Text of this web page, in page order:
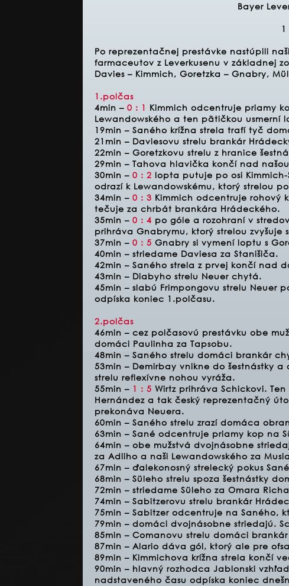
Bayer
Po reprezentačnej prestávke nastúpili
farmaceutov z Leverkusenu v základnej
Davies – Kimmich, Goretzka – Gnabry,
1.polčas
4min –0 : 1 Kimmich odcentruje priamy
Lewandowského a ten pätičkou usmerní
19min – Saného krížna strela trafí tyč
21min – Daviesovu strelu brankár
22min – Goretzkovu strelu z hranice
29min – Tahova hlavička končí nad
30min –0 : 2 lopta putuje po osi
odrazí k Lewandowskému, ktorý strelou
34min – 0 : 3 Kimmich odcentruje rohový
tečuje za chrbát brankára Hrádeckého.
35min – 0 : 4 po góle a rozohraní v
prihráva Gnabrymu, ktorý strelou zvyšuje
37min – 0 : 5 Gnabry si vymení loptu s
40min – striedame Daviesa za Stanišiča.
42min – Saného strela z prvej končí nad
43min – Diabyho strelu Neuer chytá.
45min – slabú Frimpongovu strelu Neuer
odpíska koniec 1.polčasu.
2.polčas
46min – cez polčasovú prestávku obe
domáci Paulinha za Tapsobu.
48min – Saného strelu domáci brankár
53min – Demirbay vnikne do šestnástky
strelu reflexívne nohou vyráža.
55min – 1 : 5 Wirtz prihráva Schickovi.
Hernández a tak český reprezentačný
prekonáva Neuera.
60min – Saného strelu zrazí domáca
63min – Sané odcentruje priamy kop na
64min – obe mužstvá dvojnásobne
za Adliho a naši Lewandowského za
67min – ďalekonosný strelecký pokus
68min – Süleho strelu spoza šestnástky
72min – striedame Süleho za Omara
74min – Sabitzerovu strelu brankár
75min – Sabitzer odcentruje na Saného,
79min – domáci dvojnásobne striedajú.
85min – Comanovu strelu domáci
87min – Alario dáva gól, ktorý ale pre
89min – Kimmichova krížna strela končí
90min – hlavný rozhodca Jablonski
nadstaveného času odpíska koniec